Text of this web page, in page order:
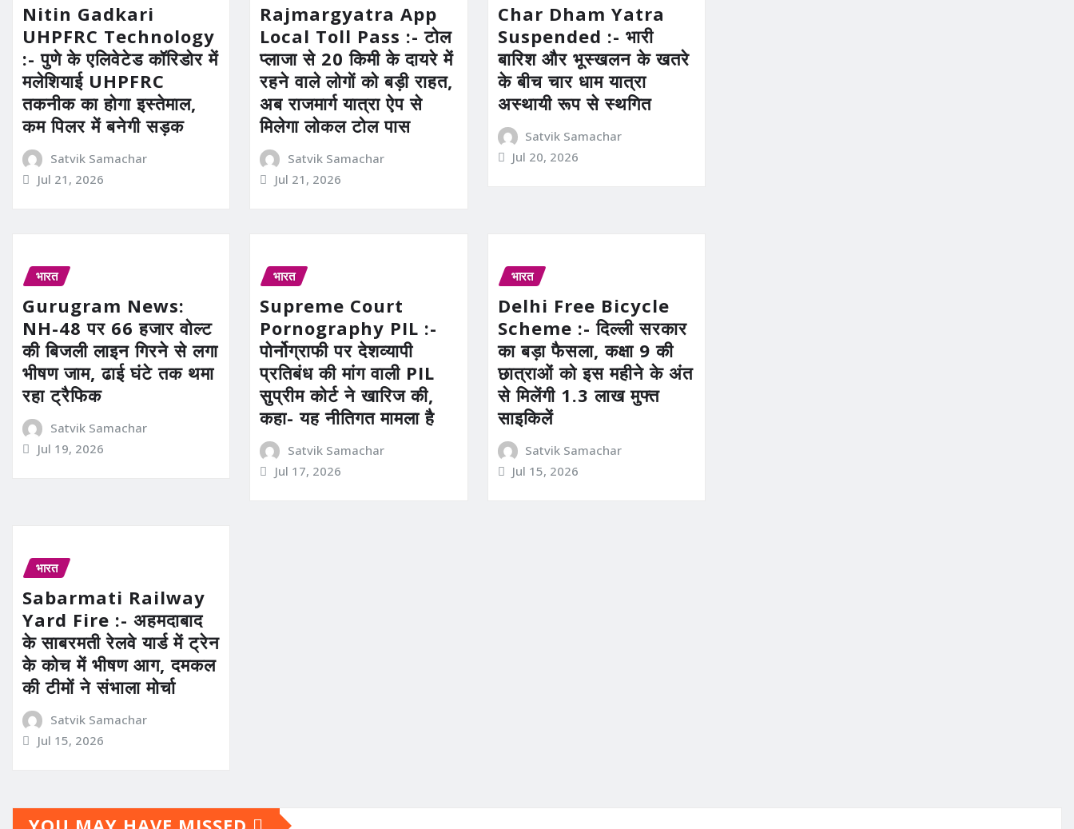
Nitin Gadkari
UHPFRC Technology
:- पुणे के एलिवेटेड कॉरिडोर में
मलेशियाई UHPFRC
तकनीक का होगा इस्तेमाल,
कम पिलर में बनेगी सड़क
Satvik Samachar
Jul 21, 2026
Rajmargyatra App
Local Toll Pass :- टोल
प्लाजा से 20 किमी के दायरे में
रहने वाले लोगों को बड़ी राहत,
अब राजमार्ग यात्रा ऐप से
मिलेगा लोकल टोल पास
Satvik Samachar
Jul 21, 2026
Char Dham Yatra
Suspended :- भारी
बारिश और भूस्खलन के खतरे
के बीच चार धाम यात्रा
अस्थायी रूप से स्थगित
Satvik Samachar
Jul 20, 2026
भारत
Gurugram News:
NH-48 पर 66 हजार वोल्ट
की बिजली लाइन गिरने से लगा
भीषण जाम, ढाई घंटे तक थमा
रहा ट्रैफिक
Satvik Samachar
Jul 19, 2026
भारत
Supreme Court
Pornography PIL :-
पोर्नोग्राफी पर देशव्यापी
प्रतिबंध की मांग वाली PIL
सुप्रीम कोर्ट ने खारिज की,
कहा- यह नीतिगत मामला है
Satvik Samachar
Jul 17, 2026
भारत
Delhi Free Bicycle
Scheme :- दिल्ली सरकार
का बड़ा फैसला, कक्षा 9 की
छात्राओं को इस महीने के अंत
से मिलेंगी 1.3 लाख मुफ्त
साइकिलें
Satvik Samachar
Jul 15, 2026
भारत
Sabarmati Railway
Yard Fire :- अहमदाबाद
के साबरमती रेलवे यार्ड में ट्रेन
के कोच में भीषण आग, दमकल
की टीमों ने संभाला मोर्चा
Satvik Samachar
Jul 15, 2026